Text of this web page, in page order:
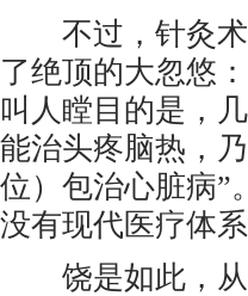
不过，针灸术
了绝顶的大忽悠
叫人瞠目的是，
能治头疼脑热，
位）包治心脏病”
没有现代医疗体
饶是如此，从